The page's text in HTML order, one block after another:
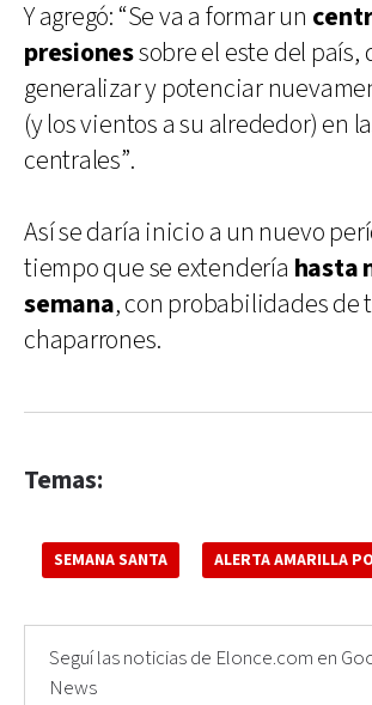
Y agregó: “Se va a formar un
presionessobre el este del país,
generalizar y potenciar
(y los vientos a su alrededor) en
centrales”.
Así se daría inicio a un nuevo
tiempo que se extendería hasta
semana, con probabilidades de
chaparrones.
Temas:
SEMANA SANTA ALERTA AMARILLA
Seguí las noticias de Elonce.com en
News